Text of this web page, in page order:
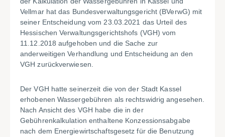
Vellmar hat das Bundesverwaltungsgericht (BVerwG) mit
seiner Entscheidung vom 23.03.2021 das Urteil des
Hessischen Verwaltungsgerichtshofs (VGH) vom
11.12.2018 aufgehoben und die Sache zur
anderweitigen Verhandlung und Entscheidung an den
VGH zurückverwiesen.
Der VGH hatte seinerzeit die von der Stadt Kassel
erhobenen Wassergebühren als rechtswidrig angesehen.
Nach Ansicht des VGH habe die in der
Gebührenkalkulation enthaltene Konzessionsabgabe
nach dem Energiewirtschaftsgesetz für die Benutzung